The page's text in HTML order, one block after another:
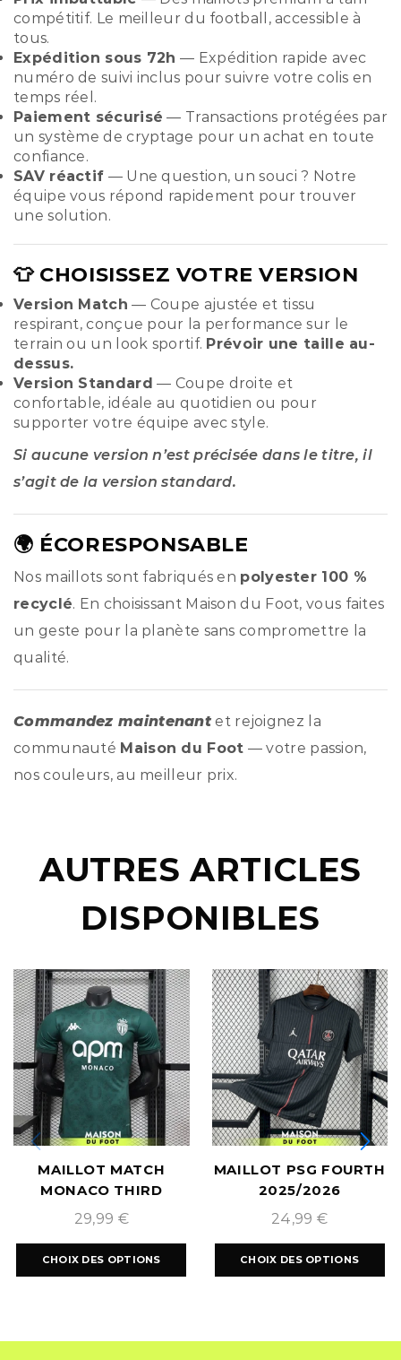
compétitif. Le meilleur du football, accessible à
tous.
Expédition sous 72h — Expédition rapide avec
numéro de suivi inclus pour suivre votre colis en
temps réel.
Paiement sécurisé — Transactions protégées par
un système de cryptage pour un achat en toute
confiance.
SAV réactif — Une question, un souci ? Notre
équipe vous répond rapidement pour trouver
une solution.
👕 CHOISISSEZ VOTRE VERSION
Version Match — Coupe ajustée et tissu
respirant, conçue pour la performance sur le
terrain ou un look sportif. Prévoir une taille au-
dessus.
Version Standard — Coupe droite et
confortable, idéale au quotidien ou pour
supporter votre équipe avec style.
Si aucune version n’est précisée dans le titre, il
s’agit de la version standard.
🌍 ÉCORESPONSABLE
Nos maillots sont fabriqués en polyester 100 %
recyclé. En choisissant Maison du Foot, vous faites
un geste pour la planète sans compromettre la
qualité.
Commandez maintenant et rejoignez la
communauté Maison du Foot — votre passion,
nos couleurs, au meilleur prix.
AUTRES ARTICLES
DISPONIBLES
MAILLOT MATCH
MONACO THIRD
2024/2025
29,99 €
CHOIX DES OPTIONS
MAILLOT PSG FOURTH
2025/2026
24,99 €
CHOIX DES OPTIONS